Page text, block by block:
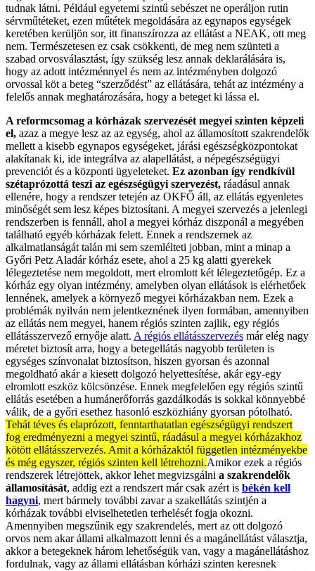
tudnak látni. Például egyetemi szintű sebészet ne operáljon rutin
sérvműtéteket, ezen műtétek megoldására az egynapos egységek
keretében kerüljön sor, itt finanszírozza az ellátást a NEAK, ott meg
nem. Természetesen ez csak csökkenti, de meg nem szünteti a
szabad orvosválasztást, így szükség lesz annak deklarálására is,
hogy az adott intézménnyel és nem az intézményben dolgozó
orvossal köt a beteg “szerződést” az ellátására, tehát az intézmény a
felelős annak meghatározására, hogy a beteget ki lássa el.
A reformcsomag a kórházak szervezését megyei szinten képzeli
el, azaz a megye lesz az az egység, ahol az államosított szakrendelők
mellett a kisebb egynapos egységeket, járási egészségközpontokat
alakítanak ki, ide integrálva az alapellátást, a népegészségügyi
prevenciót és a központi ügyeleteket. Ez azonban így rendkívül
szétaprózottá teszi az egészségügyi szervezést, ráadásul annak
ellenére, hogy a rendszer tetején az OKFŐ áll, az ellátás egyenletes
minőségét sem lesz képes biztosítani. A megyei szervezés a jelenlegi
rendszerben is fennáll, ahol a megyei kórház diszponál a megyében
található egyéb kórházak felett. Ennek a rendszernek az
alkalmatlanságát talán mi sem szemlélteti jobban, mint a minap a
Győri Petz Aladár kórház esete, ahol a 25 kg alatti gyerekek
lélegeztetése nem megoldott, mert elromlott két lélegeztetőgép. Ez a
kórház egy olyan intézmény, amelyben olyan ellátások is elérhetőek
lennének, amelyek a környező megyei kórházakban nem. Ezek a
problémák nyilván nem jelentkeznének ilyen formában, amennyiben
az ellátás nem megyei, hanem régiós szinten zajlik, egy régiós
ellátásszervező ernyője alatt. A régiós ellátásszervezés már elég nagy
méretet biztosít arra, hogy a betegellátás nagyobb területen is
egységes színvonalat biztosítson, hiszen gyorsan és azonnal
megoldható akár a kiesett dolgozó helyettesítése, akár egy-egy
elromlott eszköz kölcsönzése. Ennek megfelelően egy régiós szintű
ellátás esetében a humánerőforrás gazdálkodás is sokkal könnyebbé
válik, de a győri esethez hasonló eszközhiány gyorsan pótolható.
Tehát téves és elaprózott, fenntarthatatlan egészségügyi rendszert
fog eredményezni a megyei szintű, ráadásul a megyei kórházakhoz
kötött ellátásszervezés. Amit a kórházaktól független intézményekbe
és még egyszer, régiós szinten kell létrehozni.Amikor ezek a régiós
rendszerek létrejöttek, akkor lehet megvizsgálni a szakrendelők
államosítását, addig ezt a rendszert már csak azért is békén kell
hagyni, mert bármely további zavar a szakellátás szintjén a
kórházak további elviselhetetlen terhelését fogja okozni.
Amennyiben megszűnik egy szakrendelés, mert az ott dolgozó
orvos nem akar állami alkalmazott lenni és a magánellátást választja,
akkor a betegeknek három lehetőségük van, vagy a magánellátáshoz
fordulnak, vagy az állami ellátásban kórházi szinten keresnek